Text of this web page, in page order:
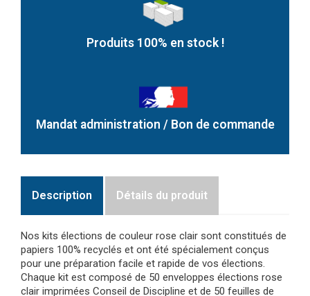
Produits 100% en stock !
Mandat administration / Bon de commande
Description Détails du produit
Nos kits élections de couleur rose clair sont constitués de
papiers 100% recyclés et ont été spécialement conçus
pour une préparation facile et rapide de vos élections.
Chaque kit est composé de 50 enveloppes élections rose
clair imprimées Conseil de Discipline et de 50 feuilles de